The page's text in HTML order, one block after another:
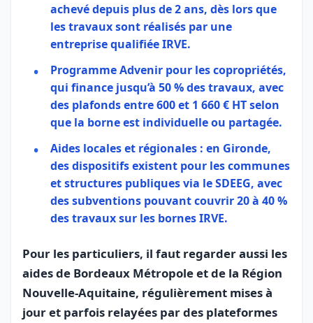
achevé depuis plus de 2 ans, dès lors que
les travaux sont réalisés par une
entreprise qualifiée IRVE.
ProgrammeAdvenir pour les copropriétés,
qui finance jusqu’à 50 % des travaux, avec
des plafonds entre 600 et 1 660 € HT selon
que la borne est individuelle ou partagée.
Aides locales et régionales : en Gironde,
des dispositifs existent pour les communes
et structures publiques via le SDEEG, avec
des subventions pouvant couvrir 20 à 40 %
des travaux sur les bornes IRVE.
Pour les particuliers, il faut regarder aussi les
aides de Bordeaux Métropole et de la Région
Nouvelle‑Aquitaine, régulièrement mises à
jour et parfois relayées par des plateformes